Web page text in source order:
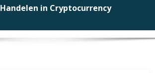
Handelen in Cryptocurrency